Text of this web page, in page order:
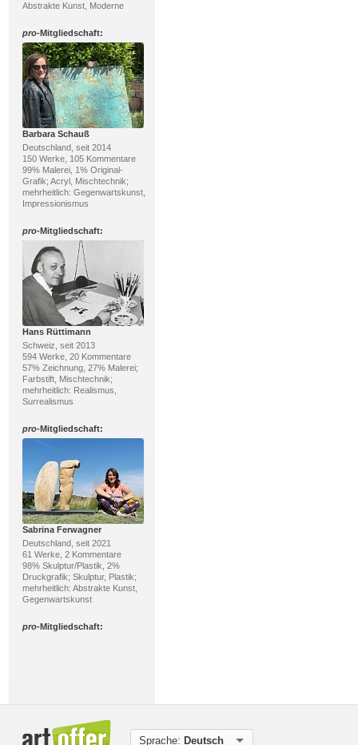
Abstrakte Kunst, Moderne
pro-Mitgliedschaft:
Barbara Schauß
Deutschland, seit 2014
150 Werke, 105 Kommentare
99% Malerei, 1% Original-
Grafik; Acryl, Mischtechnik;
mehrheitlich: Gegenwartskunst,
Impressionismus
pro-Mitgliedschaft:
Hans Rüttimann
Schweiz, seit 2013
594 Werke, 20 Kommentare
57% Zeichnung, 27% Malerei;
Farbstift, Mischtechnik;
mehrheitlich: Realismus,
Surrealismus
pro-Mitgliedschaft:
Sabrina Ferwagner
Deutschland, seit 2021
61 Werke, 2 Kommentare
98% Skulptur/Plastik, 2%
Druckgrafik; Skulptur, Plastik;
mehrheitlich: Abstrakte Kunst,
Gegenwartskunst
pro-Mitgliedschaft:
Sprache: Deutsch